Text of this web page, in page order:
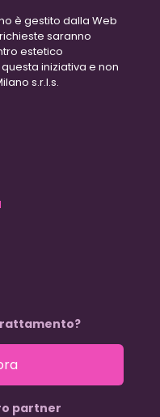
è gestito dalla Web
saranno
estetico
iniziativa e non
s.r.l.s.
partner